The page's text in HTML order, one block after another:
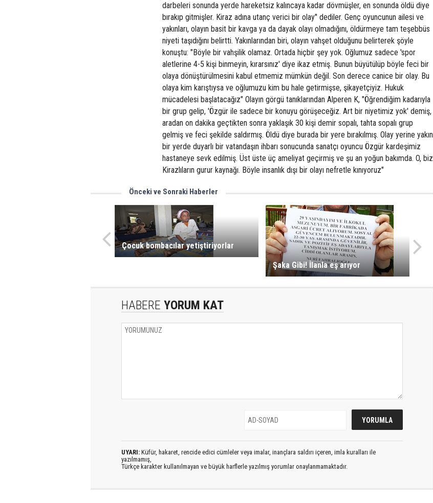
darbeleri sonunda yerde hareketsiz kalıncaya kadar dövmüşler, en sonunda öldü diye
bırakıp gitmişler. Kiraz adına utanç verici bir olay" dediler. Genç oyuncunun ailesi ve
yakınları, olayın basit bir kavga ya da dayak olayı olmadığını, öldürmeye tam teşebbüs
niyeti taşıdığını belirtti. Yakınlarından biri, olayın vahşet olduğunu belirterek şöyle
konuştu: "Böyle bir vahşilik olamaz. Ortada hiçbir şey yok. Oğlumuz sadece 'spor
aletlerine 4-5 kişi binmeyin, kırarsınız' diye ikaz etmiş. Bunun büyütülüp böyle feci bir
olaya dönüştürülmesini kabul etmemiz mümkün değil. Son derece canice bir olay. Bu
olaya kim karıştıysa ve oğlumuzu kim bu hale getirmişse, şikayetçiyiz. Hukuk
mücadelesi başlatacağız" Olayın görgü tanıklarından Alperen K, "Öğrendiğim kadarıyla
bir grup gelip, 'Özgür ile sadece bir konuyu görüşeceğiz. Art bir niyetimiz yok' demiş,
aradan on dakika geçtikten sonra yaklaşık 30 kişi demir sopalı, tahta sopalı grup
gelmiş ve feci şekilde saldırmış. Öldü diye burada bir yere bırakılmış. Olay yerine yakın
bir yerde duyarlı bir vatandaşın ihbarı sonucunda sanatçı oyuncu Özgür kardeşimiz
hastaneye sevk edilmiş. Üst üste üç ameliyat geçirmiş ve şu an yoğun bakımda. O, biz
Kirazlıların gurur kaynağı. Böyle insanlık dışı bir olayı nefretle kınıyoruz"
Önceki ve Sonraki Haberler
Çocuk bombacılar yetiştiriyorlar
Şaka Gibi! İlanla eş arıyor
HABERE YORUM KAT
UYARI: Küfür, hakaret, rencide edici cümleler veya imalar, inançlara saldırı içeren, imla kuralları ile
yazılmamış,
Türkçe karakter kullanılmayan ve büyük harflerle yazılmış yorumlar onaylanmamaktadır.